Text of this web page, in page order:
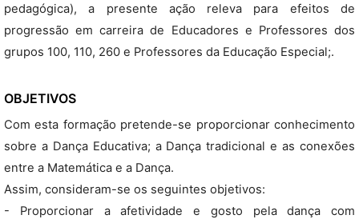
pedagógica), a presente ação releva para efeitos de
progressão em carreira de Educadores e Professores dos
grupos 100, 110, 260 e Professores da Educação Especial;.
OBJETIVOS
Com esta formação pretende-se proporcionar conhecimento
sobre a Dança Educativa; a Dança tradicional e as conexões
entre a Matemática e a Dança.
Assim, consideram-se os seguintes objetivos:
- Proporcionar a afetividade e gosto pela dança com